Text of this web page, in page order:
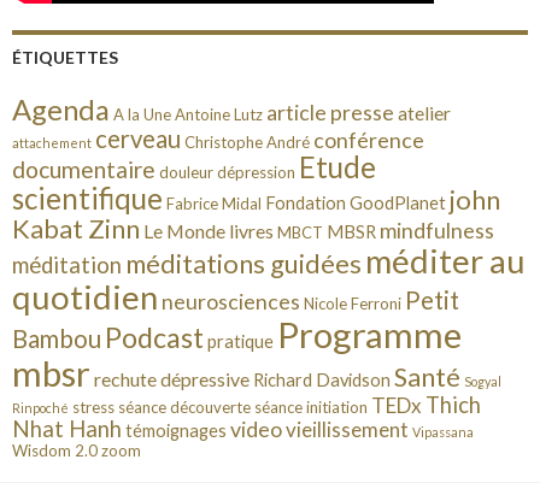
ÉTIQUETTES
Agenda A la UneAntoine Lutz article presse atelier
attachement cerveau Christophe André conférence
documentaire douleurdépression Etude
scientifique Fabrice Midal Fondation GoodPlanet john
Kabat Zinn Le Monde livres MBCT MBSR mindfulness
méditation méditations guidées méditer au
quotidien neurosciences Nicole Ferroni Petit
Bambou Podcast pratique Programme
mbsr rechute dépressive Richard Davidson Santé Sogyal
Rinpoché stress séance découverte séance initiation TEDx Thich
Nhat Hanh témoignages videovieillissement Vipassana
Wisdom 2.0zoom